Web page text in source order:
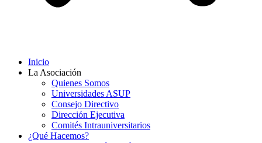
Inicio
La Asociación
Quienes Somos
Universidades ASUP
Consejo Directivo
Dirección Ejecutiva
Comités Intrauniversitarios
¿Qué Hacemos?